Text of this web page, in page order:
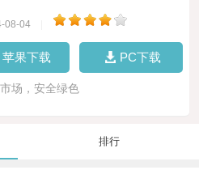
08-04
苹果下载 PC下载
场，安全绿色
排行